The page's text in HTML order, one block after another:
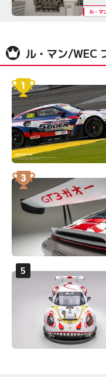
ル・マ
ル・マン/WEC